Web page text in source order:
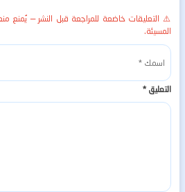
⚠️ التعليقات خاضعة للمراجعة قبل النشر — يُمنع
المسيئة.
التعليق*